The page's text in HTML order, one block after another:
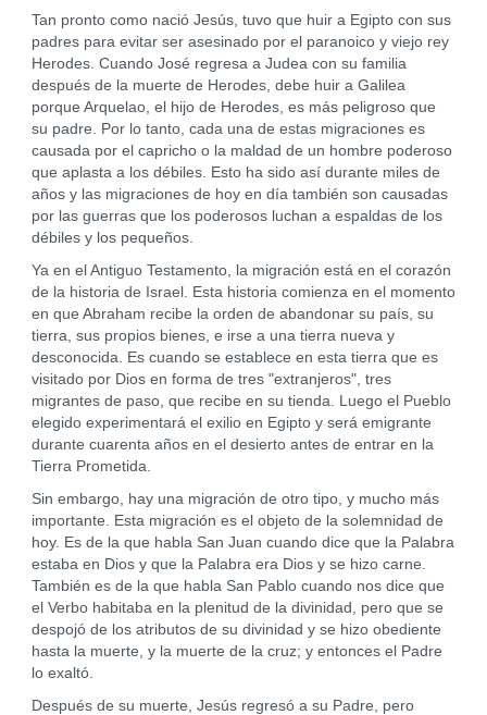
Tan pronto como nació Jesús, tuvo que huir a Egipto con sus
padres para evitar ser asesinado por el paranoico y viejo rey
Herodes. Cuando José regresa a Judea con su familia
después de la muerte de Herodes, debe huir a Galilea
porque Arquelao, el hijo de Herodes, es más peligroso que
su padre. Por lo tanto, cada una de estas migraciones es
causada por el capricho o la maldad de un hombre poderoso
que aplasta a los débiles. Esto ha sido así durante miles de
años y las migraciones de hoy en día también son causadas
por las guerras que los poderosos luchan a espaldas de los
débiles y los pequeños.
Ya en el Antiguo Testamento, la migración está en el corazón
de la historia de Israel. Esta historia comienza en el momento
en que Abraham recibe la orden de abandonar su país, su
tierra, sus propios bienes, e irse a una tierra nueva y
desconocida. Es cuando se establece en esta tierra que es
visitado por Dios en forma de tres "extranjeros", tres
migrantes de paso, que recibe en su tienda. Luego el Pueblo
elegido experimentará el exilio en Egipto y será emigrante
durante cuarenta años en el desierto antes de entrar en la
Tierra Prometida.
Sin embargo, hay una migración de otro tipo, y mucho más
importante. Esta migración es el objeto de la solemnidad de
hoy. Es de la que habla San Juan cuando dice que la Palabra
estaba en Dios y que la Palabra era Dios y se hizo carne.
También es de la que habla San Pablo cuando nos dice que
el Verbo habitaba en la plenitud de la divinidad, pero que se
despojó de los atributos de su divinidad y se hizo obediente
hasta la muerte, y la muerte de la cruz; y entonces el Padre
lo exaltó.
Después de su muerte, Jesús regresó a su Padre, pero